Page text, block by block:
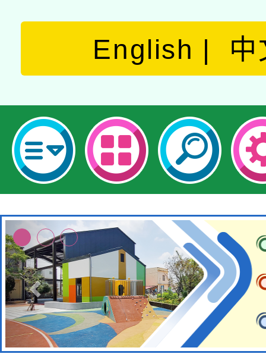
English 中
本校115學年度第2次